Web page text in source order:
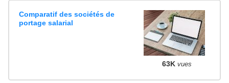
Comparatif des sociétés de
portage salarial
63K vues